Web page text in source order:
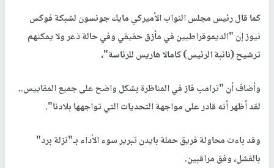
كما قال رئيس مجلس النواب الأميركي مايك جونسون لشبكة فوكس
نيوز إن "الديموقراطيين في مأزق حقيقي وفي حالة ذعر ولا يمكنهم
ترشيح (نائبة الرئيس) كامالا هاريس للرئاسة"،
وأضاف أن "ترامب فاز في المناظرة بشكل واضح على جميع المقاييس..
لقد أظهر أنه قادر على مواجهة التحديات التي تواجهها بلادنا".
وقد باءت محاولة فريق حملة بايدن تبرير سوء الأداء بـ"نزلة برد"
بالفشل، وفق مراقبين.